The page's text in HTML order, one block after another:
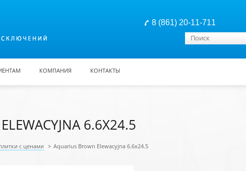
8 (861) 20-11-711
Форма поиска
Поиск
КОМПАНИЯ КОНТАКТЫ
6.6X24.5
с ценами > Aquarius Brown Elewacyjna 6.6x24.5